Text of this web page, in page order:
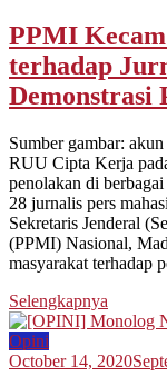
PPMI
terhadap
Demonstrasi
Sumber gambar:
RUU Cipta Kerja
penolakan di
28 jurnalis pers
Sekretaris Jenderal
(PPMI) Nasional,
masyarakat terhadap
Selengkapnya
Opini
October 14, 2020